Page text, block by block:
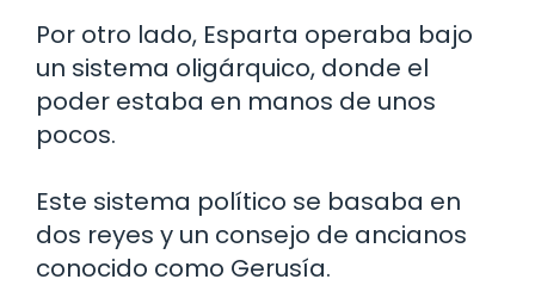
Por otro lado, Esparta operaba bajo
un sistema oligárquico, donde el
poder estaba en manos de unos
pocos.
Este sistema político se basaba en
dos reyes y un consejo de ancianos
conocido como Gerusía.